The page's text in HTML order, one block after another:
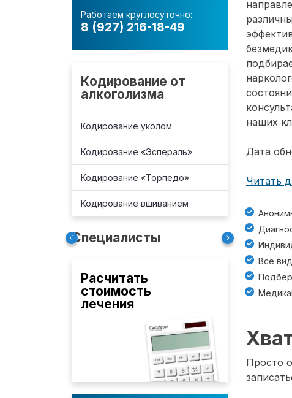
Работаем круглосуточно:
8 (927) 216-18-49
Кодирование от
алкоголизма
Кодирование уколом
Кодирование «Эспераль»
Кодирование «Торпедо»
Кодирование вшиванием
Специалисты
Расчитать
стоимость
лечения
наших
Дата
Читать
Все
Просто